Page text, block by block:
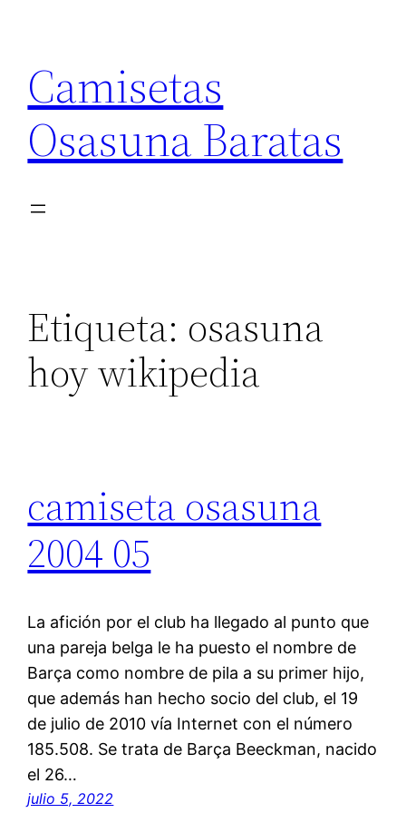
contenido
Camisetas
Osasuna Baratas
Etiqueta: osasuna
hoy wikipedia
camiseta osasuna
2004 05
La afición por el club ha llegado al punto que
una pareja belga le ha puesto el nombre de
Barça como nombre de pila a su primer hijo,
que además han hecho socio del club, el 19
de julio de 2010 vía Internet con el número
185.508. Se trata de Barça Beeckman, nacido
el 26…
julio 5, 2022